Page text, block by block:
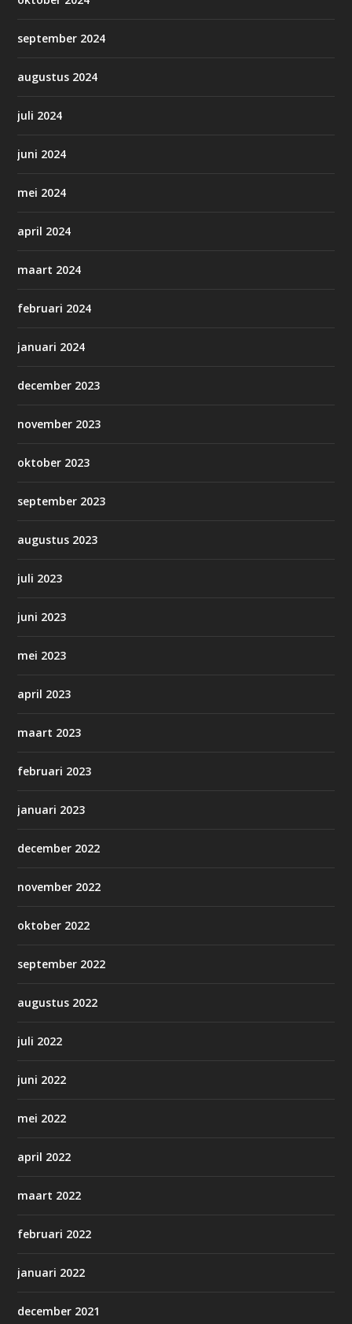
september 2024
augustus 2024
juli 2024
juni 2024
mei 2024
april 2024
maart 2024
februari 2024
januari 2024
december 2023
november 2023
oktober 2023
september 2023
augustus 2023
juli 2023
juni 2023
mei 2023
april 2023
maart 2023
februari 2023
januari 2023
december 2022
november 2022
oktober 2022
september 2022
augustus 2022
juli 2022
juni 2022
mei 2022
april 2022
maart 2022
februari 2022
januari 2022
december 2021